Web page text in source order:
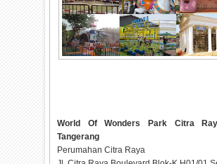
World Of Wonders Park Citra
Tangerang
Perumahan Citra Raya